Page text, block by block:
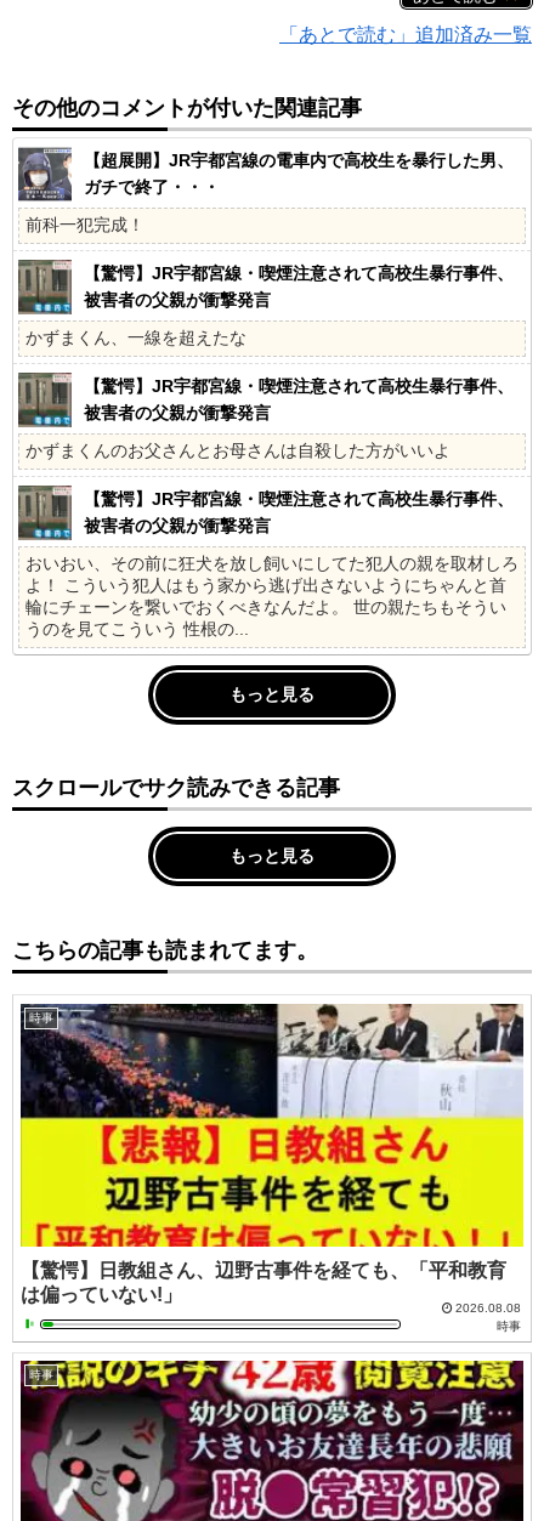
「あとで読む」追加済み一覧
その他のコメントが付いた関連記事
【超展開】JR宇都宮線の電車内で高校生を暴行した男、
ガチで終了・・・
前科一犯完成！
【驚愕】JR宇都宮線・喫煙注意されて高校生暴行事件、
被害者の父親が衝撃発言
かずまくん、一線を超えたな
【驚愕】JR宇都宮線・喫煙注意されて高校生暴行事件、
被害者の父親が衝撃発言
かずまくんのお父さんとお母さんは自殺した方がいいよ
【驚愕】JR宇都宮線・喫煙注意されて高校生暴行事件、
被害者の父親が衝撃発言
おいおい、その前に狂犬を放し飼いにしてた犯人の親を取材しろ
よ！ こういう犯人はもう家から逃げ出さないようにちゃんと首
輪にチェーンを繋いでおくべきなんだよ。 世の親たちもそうい
うのを見てこういう 性根の...
もっと見る
スクロールでサク読みできる記事
もっと見る
こちらの記事も読まれてます。
時事
【驚愕】日教組さん、辺野古事件を経ても、「平和教育
は偏っていない!」
2026.08.08
時事
時事